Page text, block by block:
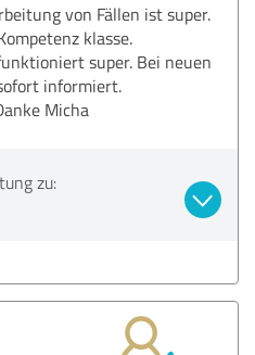
von Fällen ist super.
klasse.
super. Bei neuen
informiert.
Micha
zu: